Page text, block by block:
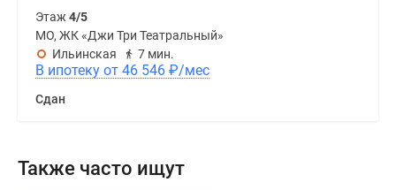
Этаж4/5
МО, ЖК «Джи Три Театральный»
Ильинская
7 мин.
В ипотеку от 46 546 ₽/мес
Сдан
Также часто ищут